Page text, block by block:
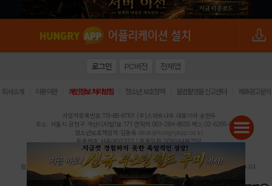
로그인 PC버전 전체앱
회사소개 이용약관 개인정보 처리방침 청소년 보호정책 불법촬영물 신고센터 제휴광고문의
사업자등록번호:119-86-61101 (주)스마트나우 대표이사:송현두
주소: 서울시 금천구 가산디지털1로 171 연락처:063-284-8635 팩스:02-6265-0377
청소년보호책임자:김동욱 desk@hungryapp.co.kr
등록번호:서울아02322 | 등록일자:2016년4월25일
발행인:(주)스마트나우 송현두 | 편집인:김동욱
헝그리앱의 콘텐츠 및 기사는 저작권법의 보호를 받으므로, 무단 전재, 복사, 배포 등을 금합니다.
Copyright (c) HungryApp All Rights Reserved.